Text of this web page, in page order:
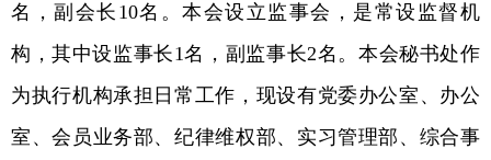
名，副会长10名。本会设立监事会，是常设监督机
构，其中设监事长1名，副监事长2名。本会秘书处作
为执行机构承担日常工作，现设有党委办公室、办公
室、会员业务部、纪律维权部、实习管理部、综合事